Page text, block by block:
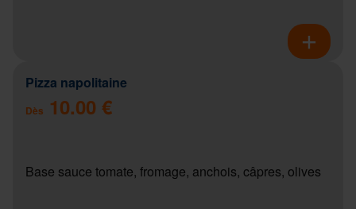
Pizza napolitaine
Dès 10.00 €
Base sauce tomate, fromage, anchois, câpres, olives